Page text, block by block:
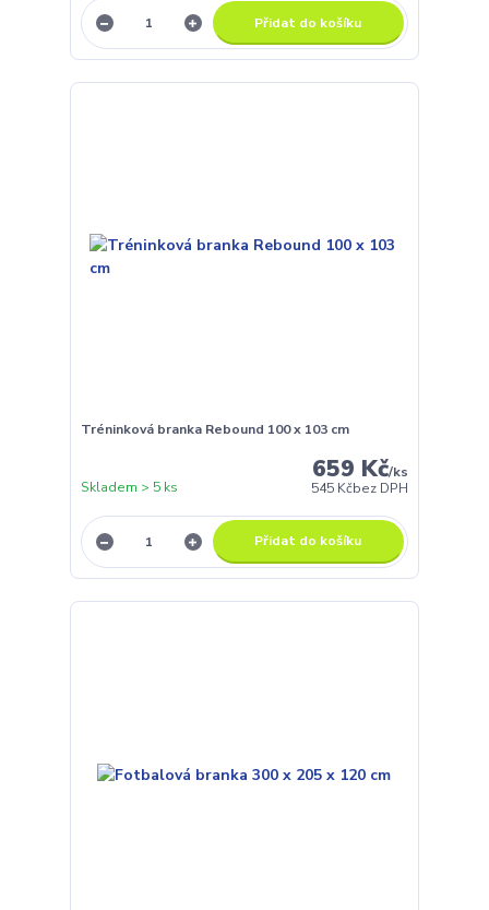
Přidat do košíku
Tréninková branka Rebound 100 x 103 cm
659 Kč/ks
545 Kčbez DPH
Skladem > 5 ks
Přidat do košíku